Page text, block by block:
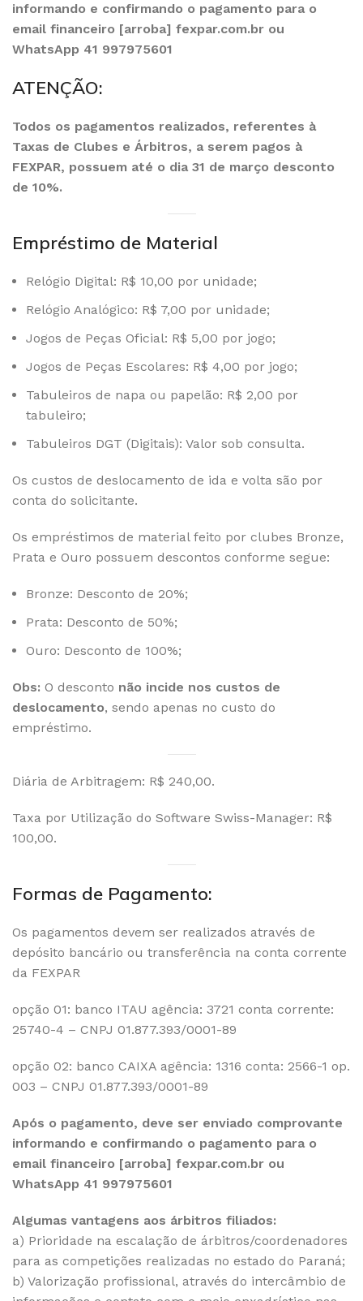
informando e confirmando o pagamento para o
email financeiro [arroba] fexpar.com.br ou
WhatsApp 41 997975601
ATENÇÃO:
Todos os pagamentos realizados, referentes à
Taxas de Clubes e Árbitros, a serem pagos à
FEXPAR, possuem até o dia 31 de março desconto
de 10%.
Empréstimo de Material
Relógio Digital: R$ 10,00 por unidade;
Relógio Analógico: R$ 7,00 por unidade;
Jogos de Peças Oficial: R$ 5,00 por jogo;
Jogos de Peças Escolares: R$ 4,00 por jogo;
Tabuleiros de napa ou papelão: R$ 2,00 por
tabuleiro;
Tabuleiros DGT (Digitais): Valor sob consulta.
Os custos de deslocamento de ida e volta são por
conta do solicitante.
Os empréstimos de material feito por clubes Bronze,
Prata e Ouro possuem descontos conforme segue:
Bronze: Desconto de 20%;
Prata: Desconto de 50%;
Ouro: Desconto de 100%;
Obs: O desconto não incide nos custos de
deslocamento, sendo apenas no custo do
empréstimo.
Diária de Arbitragem: R$ 240,00.
Taxa por Utilização do Software Swiss-Manager: R$
100,00.
Formas de Pagamento:
Os pagamentos devem ser realizados através de
depósito bancário ou transferência na conta corrente
da FEXPAR
opção 01: banco ITAU agência: 3721 conta corrente:
25740-4 – CNPJ 01.877.393/0001-89
opção 02: banco CAIXA agência: 1316 conta: 2566-1 op.
003 – CNPJ 01.877.393/0001-89
Após o pagamento, deve ser enviado comprovante
informando e confirmando o pagamento para o
email financeiro [arroba] fexpar.com.br ou
WhatsApp 41 997975601
Algumas vantagens aos árbitros filiados:
a) Prioridade na escalação de árbitros/coordenadores
para as competições realizadas no estado do Paraná;
b) Valorização profissional, através do intercâmbio de